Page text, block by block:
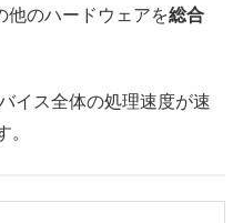
他のハードウェアを総合
イス全体の処理速度が速
。